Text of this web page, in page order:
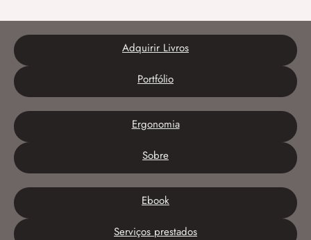
Adquirir Livros
Portfólio
Ergonomia
Sobre
Ebook
Serviços prestados